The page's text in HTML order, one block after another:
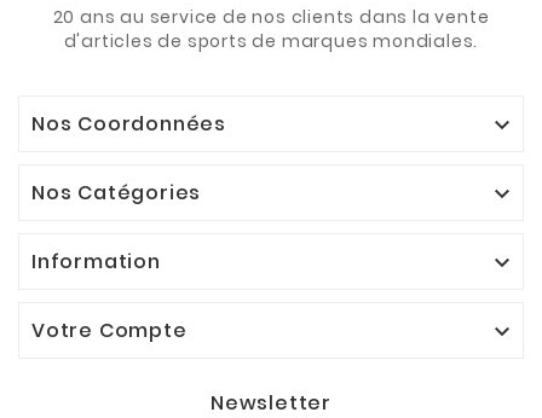
20 ans au service de nos clients dans la vente
d'articles de sports de marques mondiales.
Nos Coordonnées 
Nos Catégories 
Information 
Votre Compte 
Newsletter